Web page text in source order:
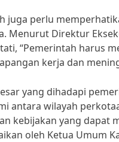
juga perlu
Menurut Direktur
“Pemerintah
kerja dan
yang dihadapi
antara wilayah
kebijakan yang dapat
oleh Ketua Umum